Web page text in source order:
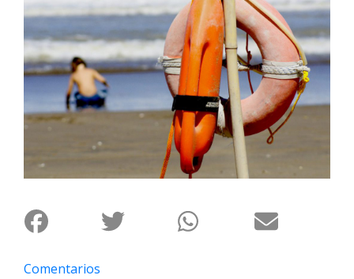
La
Ciudad
Deportes
Arte
y
Espectáculos
Policiales
Fotos
de
Comentarios